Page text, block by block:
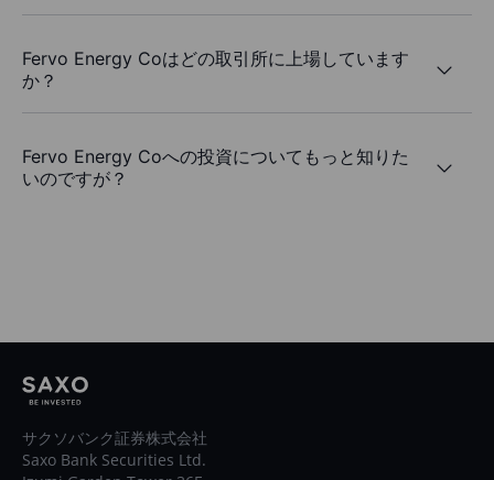
Fervo Energy Coはどの取引所に上場しています
か？
Fervo Energy Coへの投資についてもっと知りた
いのですが？
サクソバンク証券株式会社
Saxo Bank Securities Ltd.